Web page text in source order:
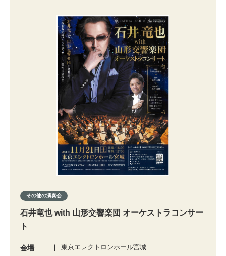
その他の演奏会
石井竜也 with 山形交響楽団 オーケストラコンサー
ト
会場 東京エレクトロンホール宮城